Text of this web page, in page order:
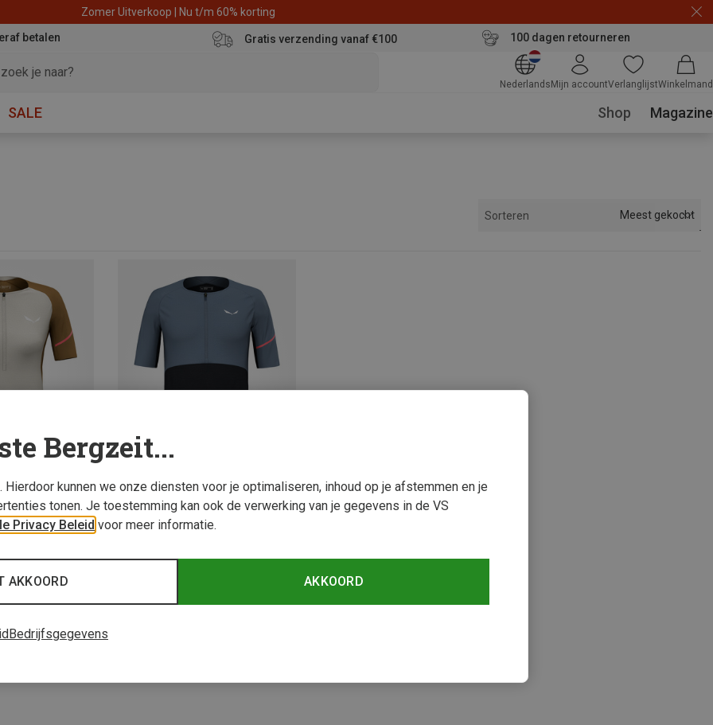
Zomer Uitverkoop | Nu t/m 60% korting
betalen Gratis verzending vanaf €100 100 dagen retourneren
Nederlands Mijn accountVerlanglijstWinkelmand
SALE Shop Magazine
Sorteren Meest gekocht
Maten
Half Zip Jersey
L
Je bespaart 35%
Bergzeit...
Hierdoor kunnen we onze diensten voor je optimaliseren, inhoud op je afstemmen en je
tonen. Je toestemming kan ook de verwerking van je gegevens in de VS
Privacy Beleid voor meer informatie.
AKKOORD
AKKOORD
Bedrijfsgegevens